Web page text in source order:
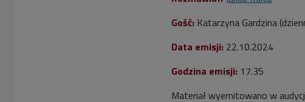
Gość: Katarzyna Gardzina
Data emisji: 22.10.2024
Godzina emisji: 17.35
Materiał wyemitowano w